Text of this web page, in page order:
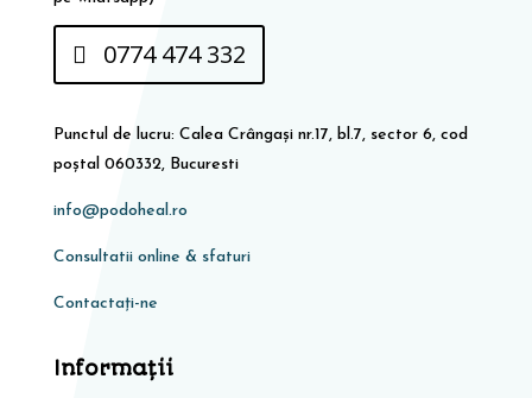
0774 474 332
Punctul de lucru: Calea Crângași nr.17, bl.7, sector 6, cod
poștal 060332, Bucuresti
info@podoheal.ro
Consultatii online & sfaturi
Contactați-ne
Informaţii